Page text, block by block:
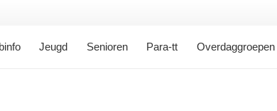
Jeugd Senioren Para-tt Overdaggroepen